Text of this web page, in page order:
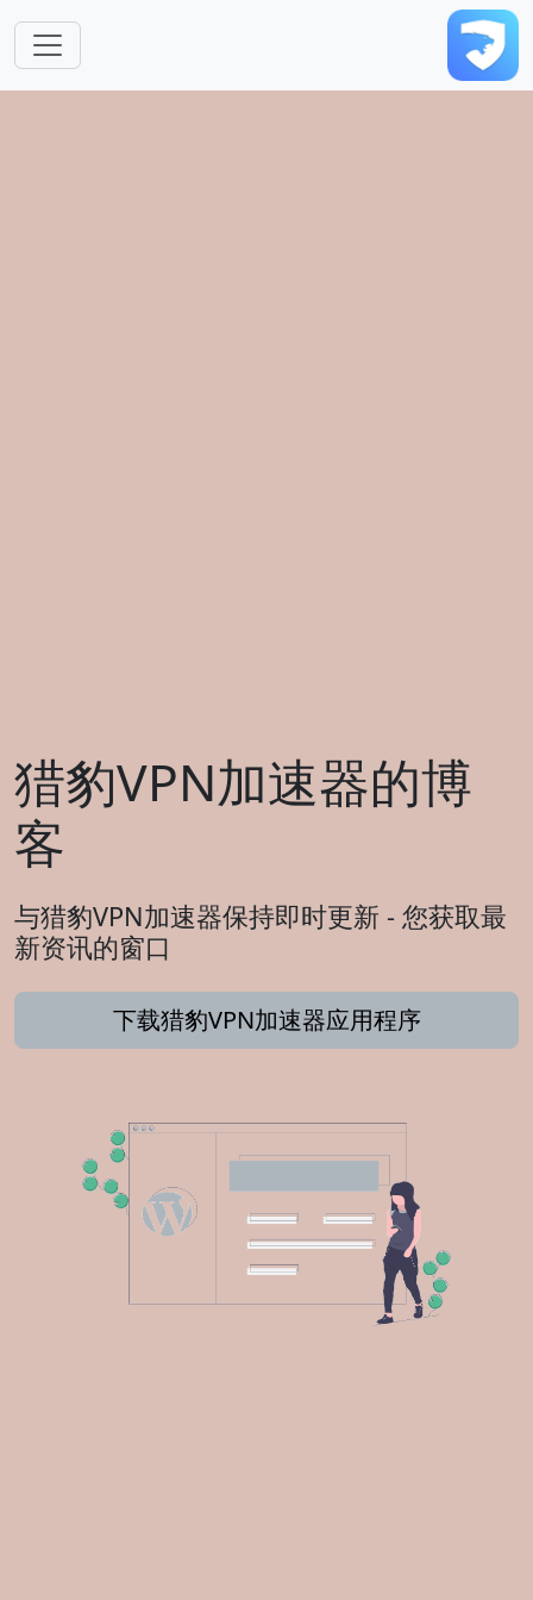
猎豹VPN加速器的博
客
与猎豹VPN加速器保持即时更新 - 您获取最
新资讯的窗口
下载猎豹VPN加速器应用程序